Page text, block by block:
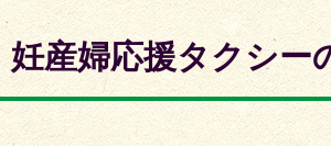
妊産婦応援タクシー
1
枚
目